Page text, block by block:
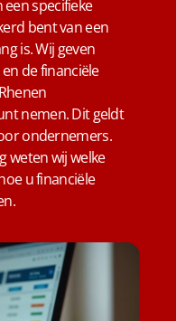
specifieke
bent van een
is. Wij geven
de financiële
nemen. Dit geldt
ondernemers.
weten wij welke
u financiële